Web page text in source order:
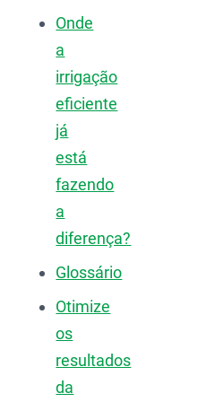
Onde
a
irrigação
eficiente
já
está
fazendo
a
diferença?
Glossário
Otimize
os
resultados
da